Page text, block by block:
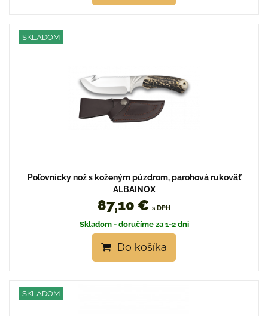
SKLADOM
Poľovnícky nož s koženým púzdrom, parohová rukoväť
ALBAINOX
87,10 € s DPH
Skladom - doručíme za 1-2 dni
Do košíka
SKLADOM